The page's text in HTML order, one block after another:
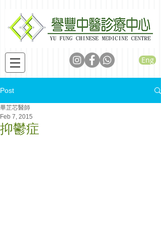
Eng
Post
抑鬱症
畢芷芯醫師
Feb 7, 2015